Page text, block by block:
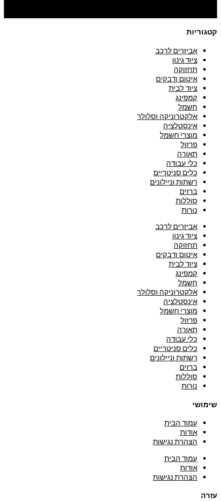
קטגוריות
אביזרים לרכב
ציוד גינון
תחזוקה
איטום ודבקים
ציוד לבית
קמפינג
חשמל
אלקטרוניקה וסלולר
אינסטלציה
מוצרי חשמל
פרזול
תאורה
כלי עבודה
כלים סניטריים
רשתות וניילונים
ברזים
סוללות
נורות
אביזרים לרכב
ציוד גינון
תחזוקה
איטום ודבקים
ציוד לבית
קמפינג
חשמל
אלקטרוניקה וסלולר
אינסטלציה
מוצרי חשמל
פרזול
תאורה
כלי עבודה
כלים סניטריים
רשתות וניילונים
ברזים
סוללות
נורות
שימושי
עמוד הבית
אודות
הצהרת נגישות
עמוד הבית
אודות
הצהרת נגישות
עזרה